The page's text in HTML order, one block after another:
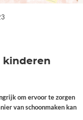
kinderen
om ervoor te zorgen
van schoonmaken kan